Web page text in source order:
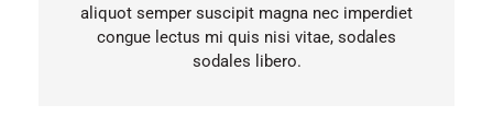
aliquot semper suscipit magna nec imperdiet
congue lectus mi quis nisi vitae, sodales
sodales libero.